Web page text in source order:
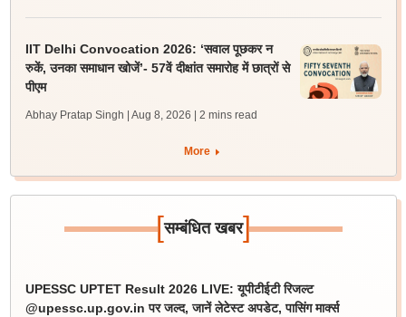
IIT Delhi Convocation 2026: ‘सवाल पूछकर न
रुकें, उनका समाधान खोजें’- 57वें दीक्षांत समारोह में छात्रों से
पीएम
Abhay Pratap Singh | Aug 8, 2026 | 2 mins read
More
[सम्बंधित खबर]
UPESSC UPTET Result 2026 LIVE: यूपीटीईटी रिजल्ट
@upessc.up.gov.in पर जल्द, जानें लेटेस्ट अपडेट, पासिंग मार्क्स